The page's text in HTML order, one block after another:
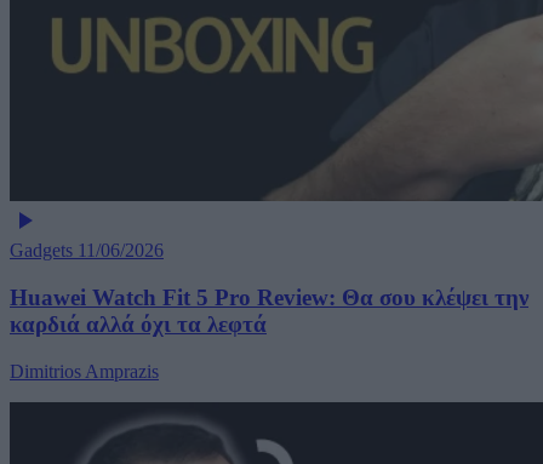
Gadgets 11/06/2026
Huawei Watch Fit 5 Pro Review: Θα σου κλέψει την
καρδιά αλλά όχι τα λεφτά
Dimitrios Amprazis